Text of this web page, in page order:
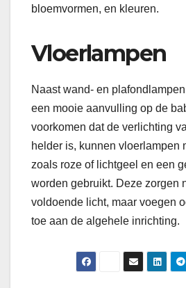
bloemvormen, en kleuren.
Vloerlampen
Naast wand- en
een mooie aanvulling op de
voorkomen dat de verlichting
helder is, kunnen vloerlampen
zoals roze of lichtgeel en een
worden gebruikt. Deze zorgen
voldoende licht, maar voegen
toe aan de algehele inrichting.